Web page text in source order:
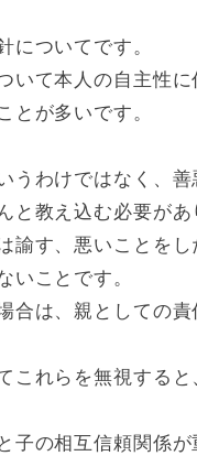
についてです。
いて本人の自主性
とが多いです。
うわけではなく、
と教え込む必要が
諭す、悪いことを
いことです。
合は、親としての
これらを無視する
子の相互信頼関係